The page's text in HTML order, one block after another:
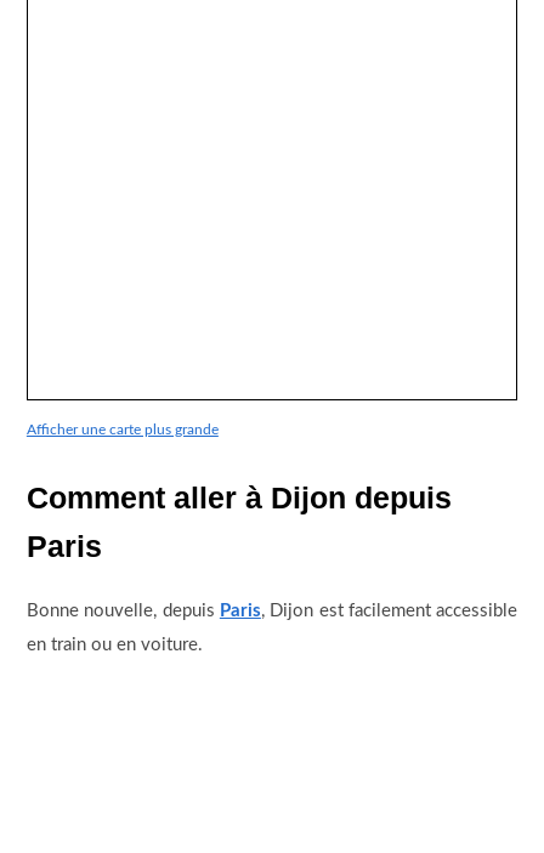
Afficher une carte plus grande
Comment aller à Dijon depuis
Paris
Bonne nouvelle, depuis Paris, Dijon est facilement accessible
en train ou en voiture.